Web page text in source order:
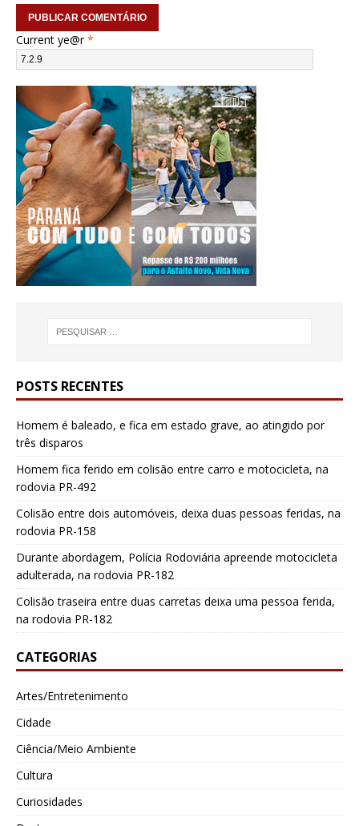
Current ye@r*
POSTS RECENTES
Homem é baleado, e fica em estado grave, ao atingido por
três disparos
Homem fica ferido em colisão entre carro e motocicleta, na
rodovia PR-492
Colisão entre dois automóveis, deixa duas pessoas feridas, na
rodovia PR-158
Durante abordagem, Polícia Rodoviária apreende motocicleta
adulterada, na rodovia PR-182
Colisão traseira entre duas carretas deixa uma pessoa ferida,
na rodovia PR-182
CATEGORIAS
Artes/Entretenimento
Cidade
Ciência/Meio Ambiente
Cultura
Curiosidades